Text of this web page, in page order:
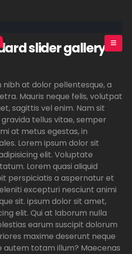
slider gallery
nibh at dolor pellentesque, a
Mauris neque felis, volutpat
sagittis vel enim. Nam sit
tellus vitae, semper
at metus egestas, in
Lorem ipsum dolor sit
elit. Voluptate
Lorem quasi aliquid
perspiciatis a aspernatur et
excepturi nesciunt animi
sit. ipsum dolor sit amet,
elit. Qui at laborum nulla
earum suscipit dolorum
maxime deserunt neque
autem totam illum? Maecenas